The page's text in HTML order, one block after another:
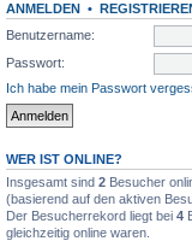
ANMELDEN •
Benutzername:
Passwort:
Ich habe mein Passwort
WER IST ONLINE?
Insgesamt sind 2 Besucher
(basierend auf den aktiven
Der Besucherrekord liegt bei 4
gleichzeitig online waren.